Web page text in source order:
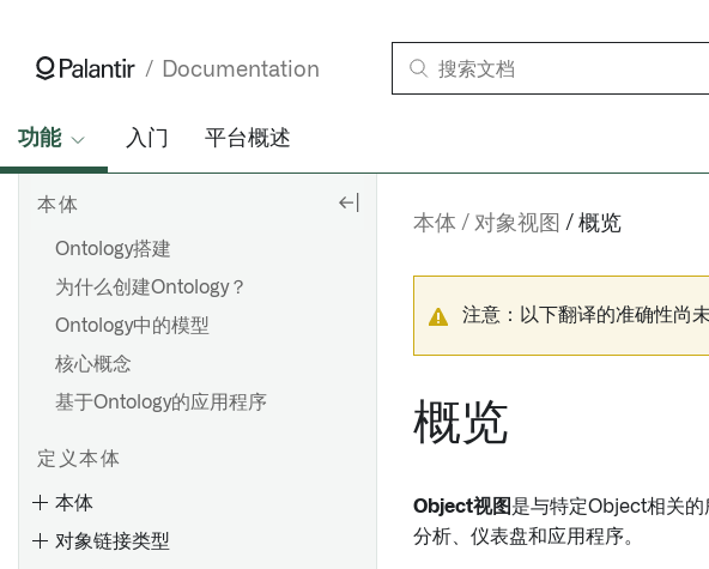
Documentation
功能 入门 平台概述
本体
Ontology搭建
为什么创建Ontology？
Ontology中的模型
核心概念
基于Ontology的应用程序
定义本体
本体
对象链接类型
本体 对象视图 概览
注意：以下翻译的准确性尚
概览
Object视图是与特定Object相关
分析、仪表盘和应用程序。